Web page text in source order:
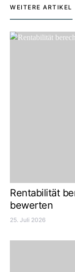
WEITERE ARTIKEL
Rentabilität
bewerten
25. Juli 2026